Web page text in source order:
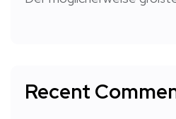
Recent